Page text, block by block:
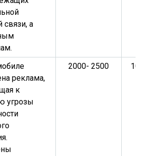
связи, а
реклама,
к
угрозы
2000- 2500